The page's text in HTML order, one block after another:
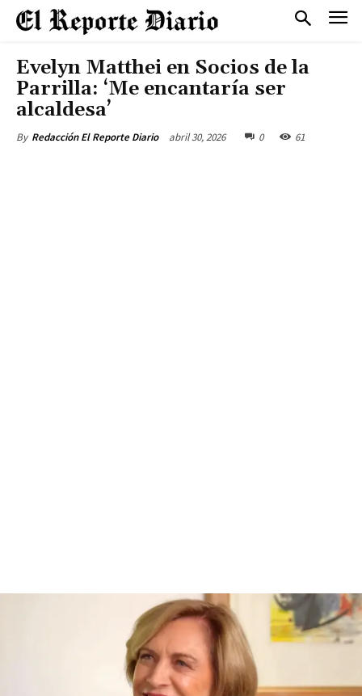
Evelyn Matthei en Socios de la
Parrilla: ‘Me encantaría ser
alcaldesa’
By Redacción El Reporte Diario abril 30, 2026 0 61